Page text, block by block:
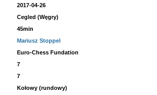
2017-04-26
Cegled (Węgry)
45min
Mariusz Stoppel
Euro-Chess Fundation
7
7
Kołowy (rundowy)